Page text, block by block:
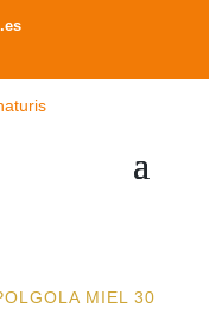
MIEL 30